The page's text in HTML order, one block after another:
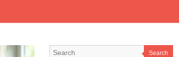
Search